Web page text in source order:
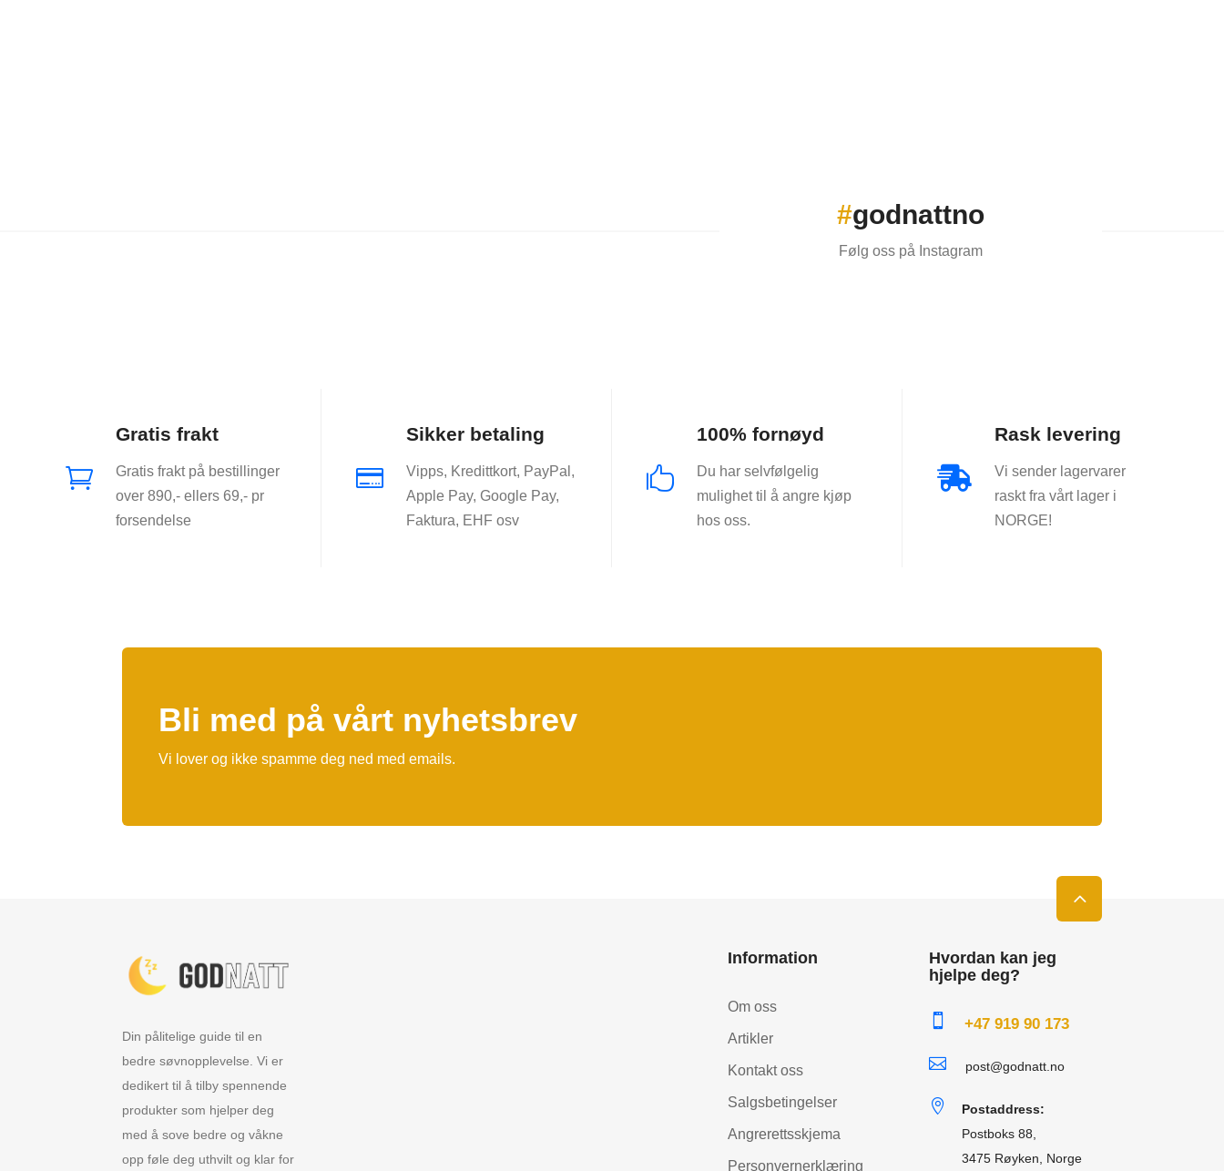
#godnattno
Følg oss på Instagram

Gratis frakt
Gratis frakt på bestillinger
over 890,- ellers 69,- pr
forsendelse

Sikker betaling
Vipps, Kredittkort, PayPal,
Apple Pay, Google Pay,
Faktura, EHF osv

100% fornøyd
Du har selvfølgelig
mulighet til å angre kjøp
hos oss.

Rask levering
Vi sender lagervarer
raskt fra vårt lager i
NORGE!
Bli med på vårt nyhetsbrev
Vi lover og ikke spamme deg ned med emails.
Din pålitelige guide til en
bedre søvnopplevelse. Vi er
dedikert til å tilby spennende
produkter som hjelper deg
med å sove bedre og våkne
opp føle deg uthvilt og klar for
Information
Om oss
Artikler
Kontakt oss
Salgsbetingelser
Angrerettsskjema
Personvernerklæring
Hvordan kan jeg
hjelpe deg?
 +47 919 90 173
 post@godnatt.no

Postaddress:
Postboks 88,
3475 Røyken, Norge